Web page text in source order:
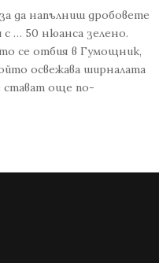
да напълниш дробовете
с … 50 нюанса зелено.
се отбия в Гумощник,
освежава ширналата
стават още по-